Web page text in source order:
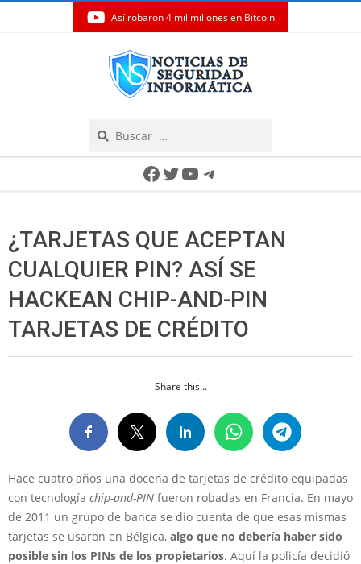
Así robaron 4 mil millones en Bitcoin
Facebook
Twitter
YouTube
Telegram
¿TARJETAS QUE ACEPTAN
CUALQUIER PIN? ASÍ SE
HACKEAN CHIP-AND-PIN
TARJETAS DE CRÉDITO
Share this...
Hace cuatro años una docena de tarjetas de crédito equipadas
con tecnología chip-and-PIN fueron robadas en Francia. En mayo
de 2011 un grupo de banca se dio cuenta de que esas mismas
tarjetas se usaron en Bélgica, algo que no debería haber sido
posible sin los PINs de los propietarios. Aquí la policía decidió